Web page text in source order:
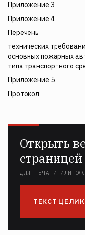
Приложение 3
Приложение 4
Перечень
технических
основных пожарных
типа транспортного
Приложение 5
Протокол
Открыть
страницей
ДЛЯ ПЕЧАТИ ИЛИ
ТЕКСТ